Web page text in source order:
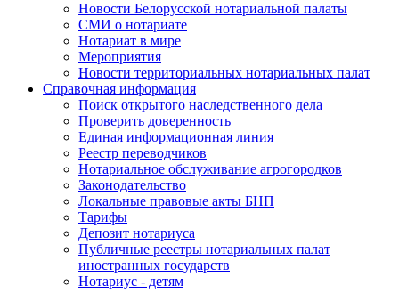
Новости Белорусской нотариальной палаты
СМИ о нотариате
Нотариат в мире
Мероприятия
Новости территориальных нотариальных палат
Справочная информация
Поиск открытого наследственного дела
Проверить доверенность
Единая информационная линия
Реестр переводчиков
Нотариальное обслуживание агрогородков
Законодательство
Локальные правовые акты БНП
Тарифы
Депозит нотариуса
Публичные реестры нотариальных палат
иностранных государств
Нотариус - детям